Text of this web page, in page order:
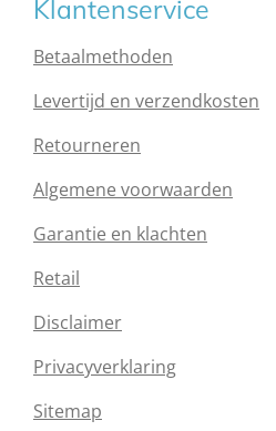
Klantenservice
Betaalmethoden
Levertijd en verzendkosten
Retourneren
Algemene voorwaarden
Garantie en klachten
Retail
Disclaimer
Privacyverklaring
Sitemap